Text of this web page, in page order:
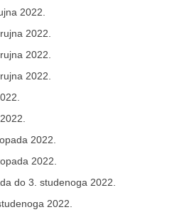
2022.
2022.
2022.
2022.
2022.
2022.
do 3. studenoga 2022.
2022.